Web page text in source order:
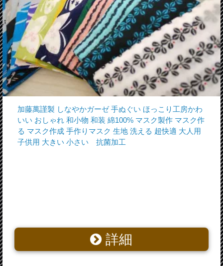
加藤萬謹製 しなやかガーゼ 手ぬぐい ほっこり工房かわ
いい おしゃれ 和小物 和装 綿100% マスク製作 マスク作
る マスク作成 手作りマスク 生地 洗える 超快適 大人用
子供用 大きい 小さい 抗菌加工
詳細